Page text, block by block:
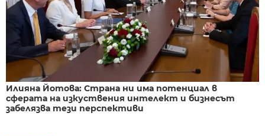
Илияна Йотова: Страна ни има потенциал в
сферата на изкуствения интелект и бизнесът
забелязва тези перспективи